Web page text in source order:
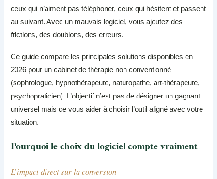
ceux qui n’aiment pas téléphoner, ceux qui hésitent et passent
au suivant. Avec un mauvais logiciel, vous ajoutez des
frictions, des doublons, des erreurs.
Ce guide compare les principales solutions disponibles en
2026 pour un cabinet de thérapie non conventionné
(sophrologue, hypnothérapeute, naturopathe, art-thérapeute,
psychopraticien). L’objectif n’est pas de désigner un gagnant
universel mais de vous aider à choisir l’outil aligné avec votre
situation.
Pourquoi le choix du logiciel compte vraiment
L’impact direct sur la conversion